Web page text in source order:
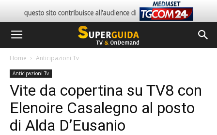
Home Anticipazioni Tv
Anticipazioni Tv
Vite da copertina su TV8 con
Elenoire Casalegno al posto
di Alda D’Eusanio